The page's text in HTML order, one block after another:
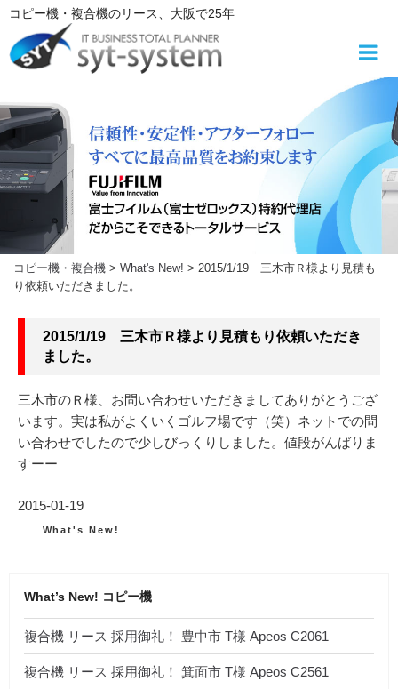
コ
テ
へ
ス
キ
ッ
コピー機・複合機のリース 、大阪で25年
コピー機・複合機 > What's New! > 2015/1/19 三木市Ｒ様より見積も
り依頼いただきました。
2015/1/19 三木市Ｒ様より見積もり依頼いただき
ました。
三木市のＲ様、お問い合わせいただきましてありがとうござ
います。実は私がよくいくゴルフ場です（笑）ネットでの問
い合わせでしたので少しびっくりしました。値段がんばりま
すーー
投
2015-01-19
カ
What's New!
What’s New! コピー機
複合機 リース 採用御礼！ 豊中市 T様 Apeos C2061
複合機 リース 採用御礼！ 箕面市 T様 Apeos C2561